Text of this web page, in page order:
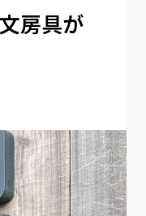
房具が